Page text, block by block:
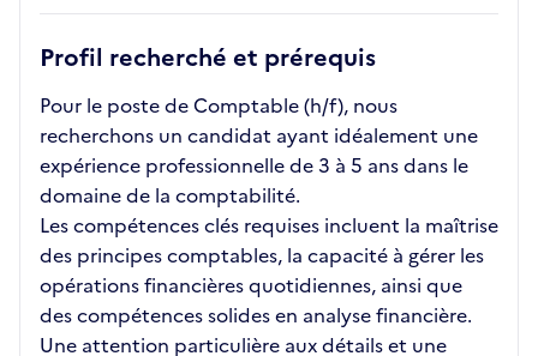
Profil recherché et prérequis
Pour le poste de Comptable (h/f), nous
recherchons un candidat ayant idéalement une
expérience professionnelle de 3 à 5 ans dans le
domaine de la comptabilité.
Les compétences clés requises incluent la maîtrise
des principes comptables, la capacité à gérer les
opérations financières quotidiennes, ainsi que
des compétences solides en analyse financière.
Une attention particulière aux détails et une